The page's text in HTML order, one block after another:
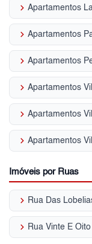
keyboard_arrow_right Apartamentos
keyboard_arrow_right Apartamentos
keyboard_arrow_right Apartamentos
keyboard_arrow_right Apartamentos
keyboard_arrow_right Apartamentos
keyboard_arrow_right Apartamentos
Imóveis por Ruas
keyboard_arrow_right Rua Das
keyboard_arrow_right